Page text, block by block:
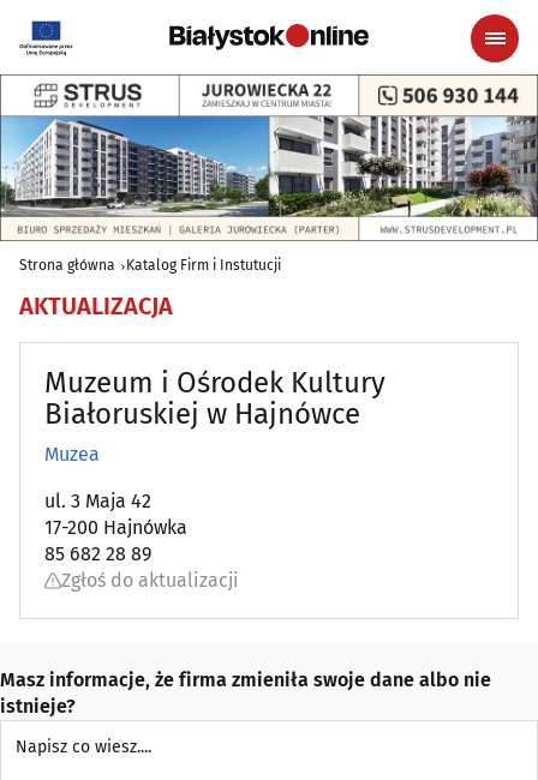
Strona główna Katalog Firm i Instutucji
AKTUALIZACJA
Muzeum i Ośrodek Kultury
Białoruskiej w Hajnówce
Muzea
ul. 3 Maja 42
17-200 Hajnówka
85 682 28 89
Zgłoś do aktualizacji
Masz informacje, że firma zmieniła swoje dane albo nie
istnieje?